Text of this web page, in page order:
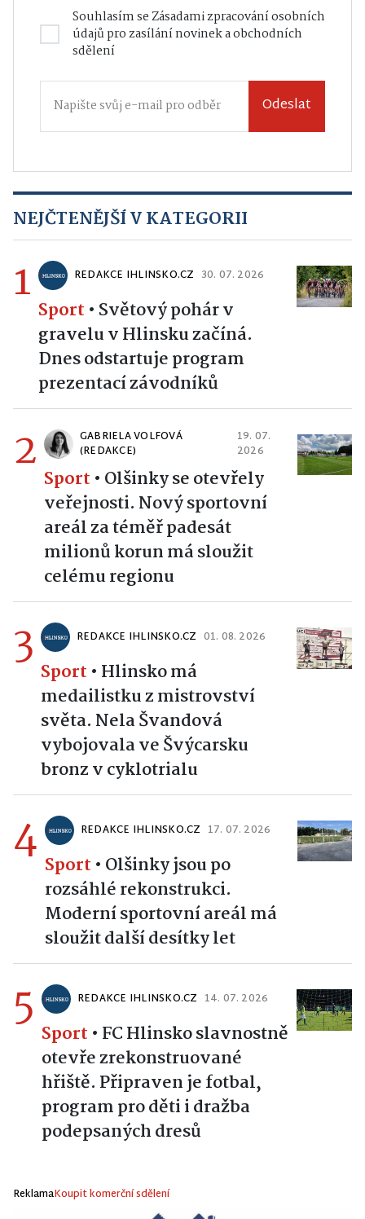
Souhlasím seZásadami zpracování osobních
údajůpro zasílání novinek a obchodních
sdělení
Odeslat
NEJČTENĚJŠÍ V KATEGORII
1 REDAKCE IHLINSKO.CZ 30. 07. 2026
Sport • Světový pohár v
gravelu v Hlinsku začíná.
Dnes odstartuje program
prezentací závodníků
2
GABRIELA VOLFOVÁ
(REDAKCE)
19. 07.
2026
Sport • Olšinky se otevřely
veřejnosti. Nový sportovní
areál za téměř padesát
milionů korun má sloužit
celému regionu
3 REDAKCE IHLINSKO.CZ 01. 08. 2026
Sport • Hlinsko má
medailistku z mistrovství
světa. Nela Švandová
vybojovala ve Švýcarsku
bronz v cyklotrialu
4 REDAKCE IHLINSKO.CZ 17. 07. 2026
Sport • Olšinky jsou po
rozsáhlé rekonstrukci.
Moderní sportovní areál má
sloužit další desítky let
5 REDAKCE IHLINSKO.CZ 14. 07. 2026
Sport • FC Hlinsko slavnostně
otevře zrekonstruované
hřiště. Připraven je fotbal,
program pro děti i dražba
podepsaných dresů
ReklamaKoupit komerční sdělení